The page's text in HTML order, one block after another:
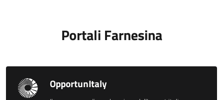
Portali Farnesina
OpportunItaly